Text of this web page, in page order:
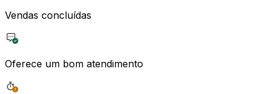
Vendas concluídas
Oferece um bom atendimento